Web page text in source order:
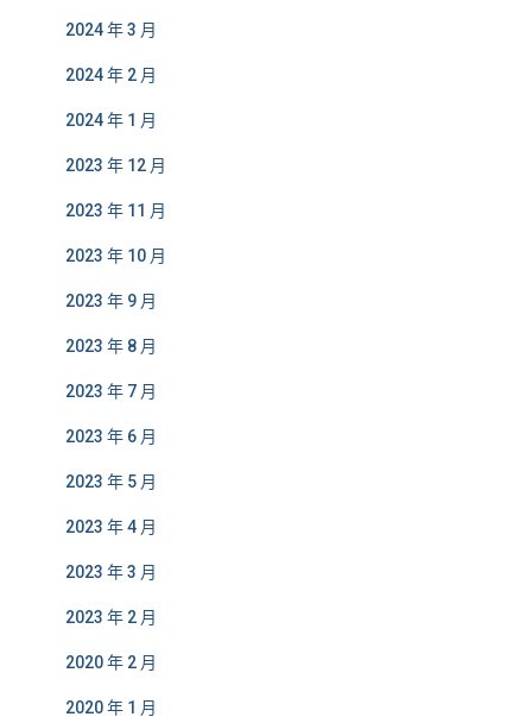
2024 年 3 月
2024 年 2 月
2024 年 1 月
2023 年 12 月
2023 年 11 月
2023 年 10 月
2023 年 9 月
2023 年 8 月
2023 年 7 月
2023 年 6 月
2023 年 5 月
2023 年 4 月
2023 年 3 月
2023 年 2 月
2020 年 2 月
2020 年 1 月